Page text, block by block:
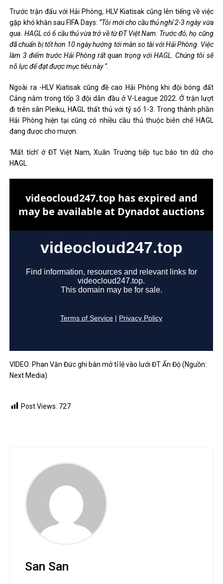
Trước trận đấu với Hải Phòng, HLV Kiatisak cũng lên tiếng về việc
gặp khó khăn sau FIFA Days: “Tôi mới cho cầu thủ nghỉ 2-3 ngày vừa
qua. HAGL có 6 cầu thủ vừa trở về từ ĐT Việt Nam. Trước đó, họ cũng
đã chuẩn bị tốt hơn 10 ngày hướng tới màn so tài với Hải Phòng. Việc
làm 3 điểm trước Hải Phòng rất quan trọng với HAGL. Chúng tôi sẽ
nỗ lực để đạt được mục tiêu này “.
Ngoài ra -HLV Kiatisak cũng đề cao Hải Phòng khi đội bóng đất
Cảng nằm trong tốp 3 đội dẫn đầu ở V-League 2022. Ở trận lượt
đi trên sân Pleiku, HAGL thất thủ với tỷ số 1-3. Trong thành phần
Hải Phòng hiện tại cũng có nhiều cầu thủ thuộc biên chế HAGL
đang được cho mượn.
‘Mất tích’ ở ĐT Việt Nam, Xuân Trường tiếp tục báo tin dữ cho
HAGL
VIDEO: Phan Văn Đức ghi bàn mở tỉ lệ vào lưới ĐT Ấn Độ (Nguồn:
Next Media)
Post Views: 727
San San